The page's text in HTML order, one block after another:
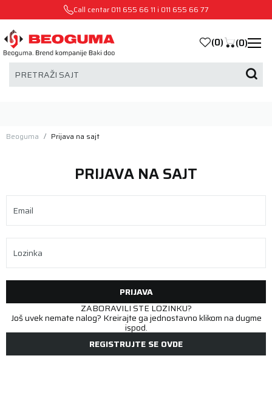
Call centar 011 655 66 11 i 011 655 66 77
PRETRAŽI SAJT
(0) (0)
Beoguma Prijava na sajt
PRIJAVA NA SAJT
Email
Lozinka
PRIJAVA
ZABORAVILI STE LOZINKU?
Još uvek nemate nalog? Kreirajte ga jednostavno klikom na dugme
ispod.
REGISTRUJTE SE OVDE